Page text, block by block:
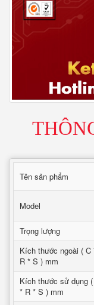
Tên sản phẩm
Model
Trọng lượng
Kích thước ngoài ( C
R * S ) mm
Kích thước sử dụng
* R * S ) mm